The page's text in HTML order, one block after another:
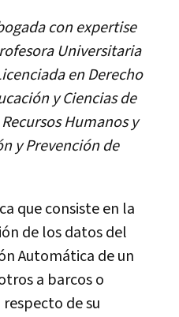
con expertise
Universitaria
en Derecho
y Ciencias de
Humanos y
y Prevención de
que consiste en la
de los datos del
Automática de un
a barcos o
de su